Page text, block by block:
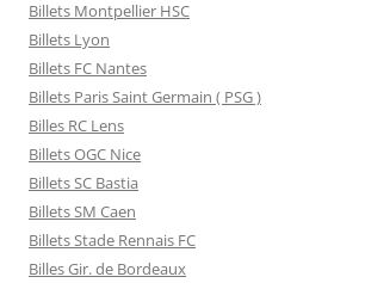
Billets Montpellier HSC
Billets Lyon
Billets FC Nantes
Billets Paris Saint Germain ( PSG )
Billes RC Lens
Billets OGC Nice
Billets SC Bastia
Billets SM Caen
Billets Stade Rennais FC
Billes Gir. de Bordeaux